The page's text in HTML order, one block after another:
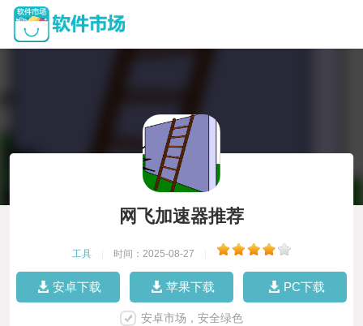
网飞加速器推荐
工具 时间：2025-08-27
安卓下载 苹果下载 PC下载
安卓市场，安全绿色